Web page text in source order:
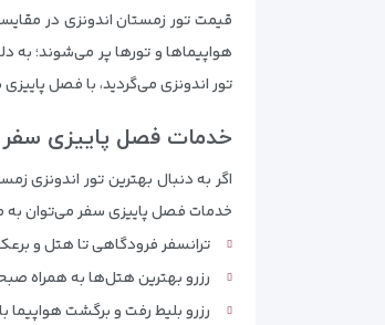
قیمت تور زمستان اندونزی در
هواپیماها و تورها پر می‌شوند؛ به
تور اندونزی می‌گردید، با فصل
خدمات فصل پاییزی سفر
اگر به دنبال بهترین تور اندونزی
خدمات فصل پاییزی سفر می‌توان به
ترانسفر فرودگاهی تا هتل و
رزرو بهترین هتل‌ها به همراه
رزرو بلیط رفت و برگشت هواپیما